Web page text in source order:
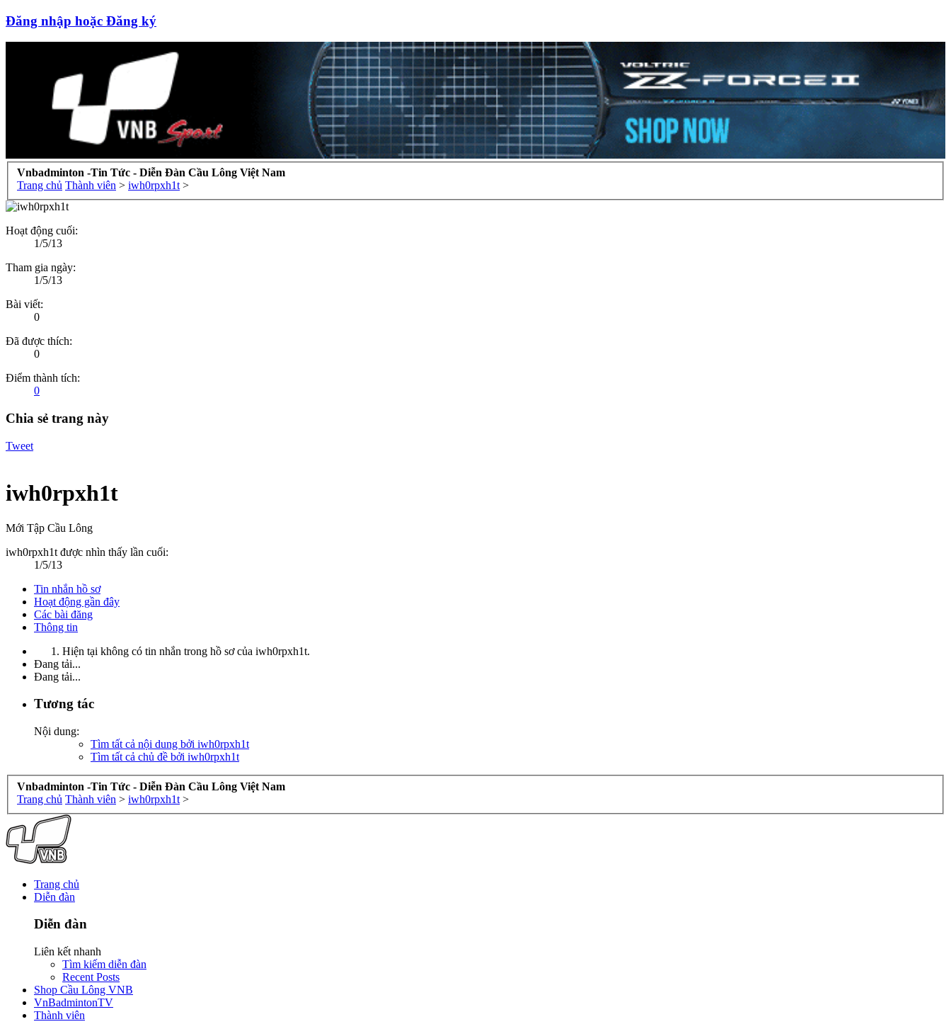
Đăng nhập hoặc Đăng ký
Vnbadminton -Tin Tức - Diễn Đàn Cầu Lông Việt Nam
Trang chủ Thành viên > iwh0rpxh1t >
Hoạt động cuối:
1/5/13
Tham gia ngày:
1/5/13
Bài viết:
0
Đã được thích:
0
Điểm thành tích:
0
Chia sẻ trang này
Tweet
iwh0rpxh1t
Mới Tập Cầu Lông
iwh0rpxh1t được nhìn thấy lần cuối:
1/5/13
Tin nhắn hồ sơ
Hoạt động gần đây
Các bài đăng
Thông tin
Hiện tại không có tin nhắn trong hồ sơ của iwh0rpxh1t.
Đang tải...
Đang tải...
Tương tác
Nội dung:
Tìm tất cả nội dung bởi iwh0rpxh1t
Tìm tất cả chủ đề bởi iwh0rpxh1t
Vnbadminton -Tin Tức - Diễn Đàn Cầu Lông Việt Nam
Trang chủ Thành viên > iwh0rpxh1t >
Trang chủ
Diễn đàn
Diễn đàn
Liên kết nhanh
Tìm kiếm diễn đàn
Recent Posts
Shop Cầu Lông VNB
VnBadmintonTV
Thành viên